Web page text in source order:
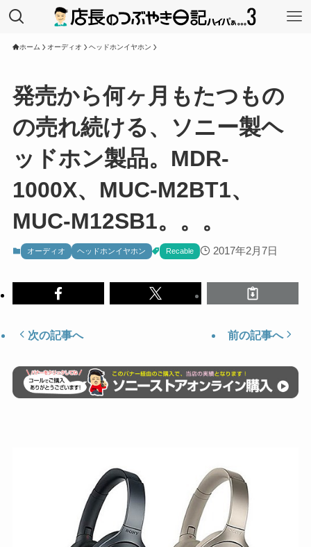
ホーム オーディオ ヘッドホンイヤホン
発売から何ヶ月もたつもの
の売れ続ける、ソニー製ヘ
ッドホン製品。MDR-
1000X、MUC-M2BT1、
MUC-M12SB1。。。
オーディオ ヘッドホンイヤホン Recable 2017年2月7日
次の記事へ 前の記事へ